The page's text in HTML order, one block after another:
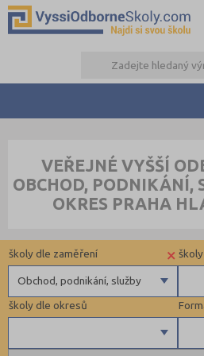
VEŘEJNÉ VYŠŠÍ
OBCHOD, PODNIKÁNÍ,
OKRES PRAHA
školy dle okresů
×
Obchod, podnikání, služby
školy dle zaměření
Zdravotnické